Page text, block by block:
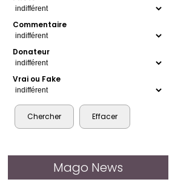
Commentaire
Donateur
Vrai ou Fake
Mago News